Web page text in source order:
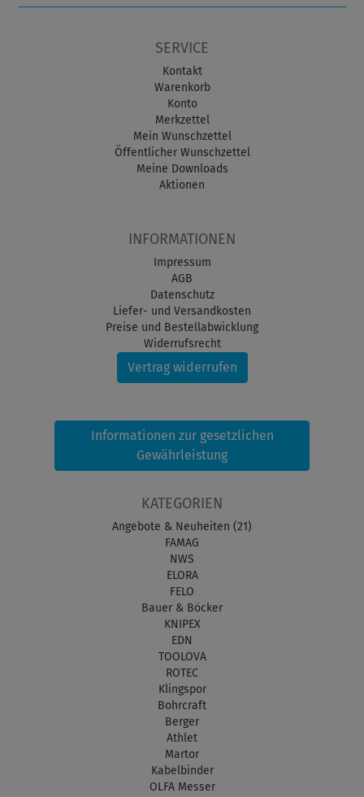
SERVICE
Kontakt
Warenkorb
Konto
Merkzettel
Mein Wunschzettel
Öffentlicher Wunschzettel
Meine Downloads
Aktionen
INFORMATIONEN
Impressum
AGB
Datenschutz
Liefer- und Versandkosten
Preise und Bestellabwicklung
Widerrufsrecht
Vertrag widerrufen
Informationen zur gesetzlichen
Gewährleistung
KATEGORIEN
Angebote & Neuheiten (21)
FAMAG
NWS
ELORA
FELO
Bauer & Böcker
KNIPEX
EDN
TOOLOVA
ROTEC
Klingspor
Bohrcraft
Berger
Athlet
Martor
Kabelbinder
OLFA Messer